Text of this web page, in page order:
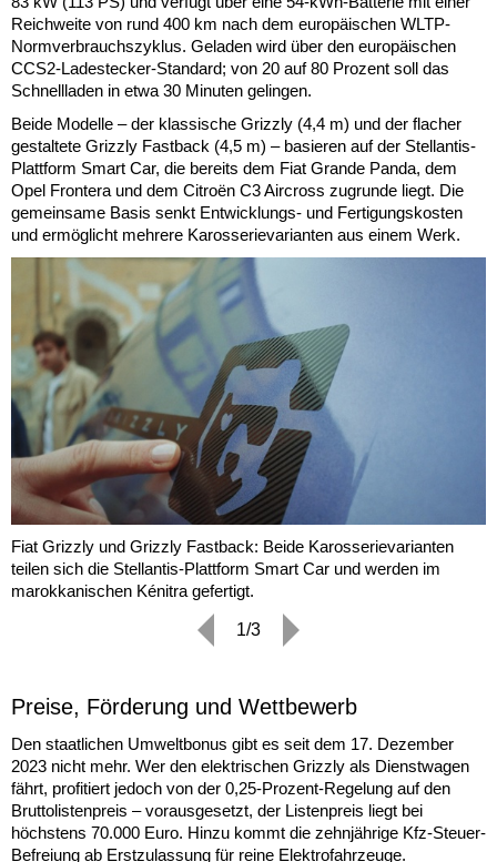
Reichweite von rund 400 km nach dem europäischen WLTP-
Normverbrauchszyklus. Geladen wird über den europäischen
CCS2-Ladestecker-Standard; von 20 auf 80 Prozent soll das
Schnellladen in etwa 30 Minuten gelingen.
Beide Modelle – der klassische Grizzly (4,4 m) und der flacher
gestaltete Grizzly Fastback (4,5 m) – basieren auf der Stellantis-
Plattform Smart Car, die bereits dem Fiat Grande Panda, dem
Opel Frontera und dem Citroën C3 Aircross zugrunde liegt. Die
gemeinsame Basis senkt Entwicklungs- und Fertigungskosten
und ermöglicht mehrere Karosserievarianten aus einem Werk.
Fiat Grizzly und Grizzly Fastback: Beide Karosserievarianten
teilen sich die Stellantis-Plattform Smart Car und werden im
marokkanischen Kénitra gefertigt.
1/3
Preise, Förderung und Wettbewerb
Den staatlichen Umweltbonus gibt es seit dem 17. Dezember
2023 nicht mehr. Wer den elektrischen Grizzly als Dienstwagen
fährt, profitiert jedoch von der 0,25-Prozent-Regelung auf den
Bruttolistenpreis – vorausgesetzt, der Listenpreis liegt bei
höchstens 70.000 Euro. Hinzu kommt die zehnjährige Kfz-Steuer-
Befreiung ab Erstzulassung für reine Elektrofahrzeuge.